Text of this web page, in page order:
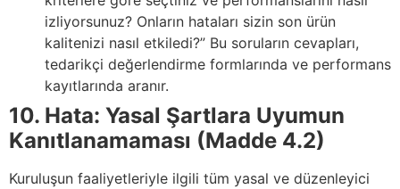
izliyorsunuz? Onların hataları sizin son ürün
kalitenizi nasıl etkiledi?” Bu soruların cevapları,
tedarikçi değerlendirme formlarında ve performans
kayıtlarında aranır.
10. Hata: Yasal Şartlara Uyumun
Kanıtlanamaması (Madde 4.2)
Kuruluşun faaliyetleriyle ilgili tüm yasal ve düzenleyici